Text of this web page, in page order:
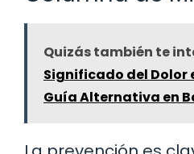
Quizás también te
Significado del Dolor
Guía Alternativa en